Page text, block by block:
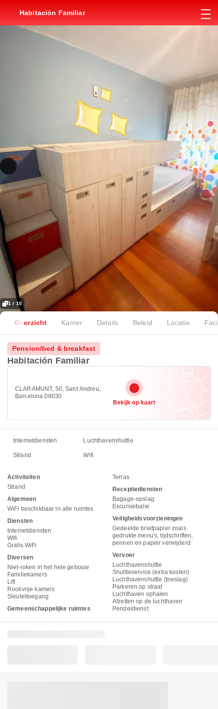
Habitación Familiar
1 / 10
Overzicht Kamer Details Beleid Locatie
Pension/bed & breakfast
Habitación Familiar
CLARAMUNT, 50, Sant Andreu,
Barcelona 08030
Bekijk op kaart
Internetdiensten Luchthavenshuttle
Strand Wifi
Activiteiten
Strand
Algemeen
WiFi beschikbaar in alle ruimtes
Diensten
Internetdiensten
Wifi
Gratis WiFi
Diversen
Niet-roken in het hele gebouw
Familiekamers
Lift
Rookvrije kamers
Sleuteltoegang
Gemeenschappelijke ruimtes
Terras
Receptiediensten
Bagage-opslag
Excursiebalie
Veiligheidsvoorzieningen
Gedeelde briefpapier zoals
gedrukte menu's, tijdschriften,
pennen en papier verwijderd
Vervoer
Luchthavenshuttle
Shuttleservice (extra kosten)
Luchthavenshuttle (toeslag)
Parkeren op straat
Luchthaven ophalen
Afzetten op de luchthaven
Pendeldienst